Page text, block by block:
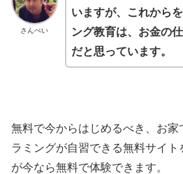
さんぺい
いますが、これから
ング教育は、お金の
だと思っています。
無料で今からはじめるべき、お
ラミングが自習できる無料サイ
が今なら無料で体験できます。